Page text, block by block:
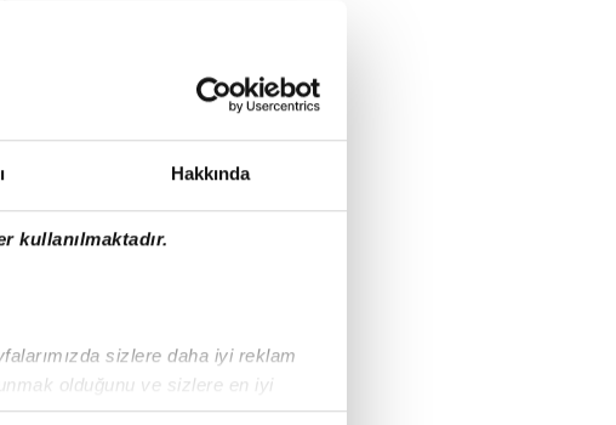
Hakkında
kullanılmaktadır.
sizlere daha iyi reklam
olduğunu ve sizlere en iyi
maliyetlerimizi karşılamak